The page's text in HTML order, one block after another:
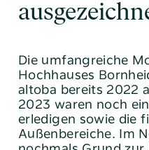
Die umfangreiche
Hochhauses
altoba bereits 2022
2023 waren noch
erledigen sowie die
Außenbereiche. Im